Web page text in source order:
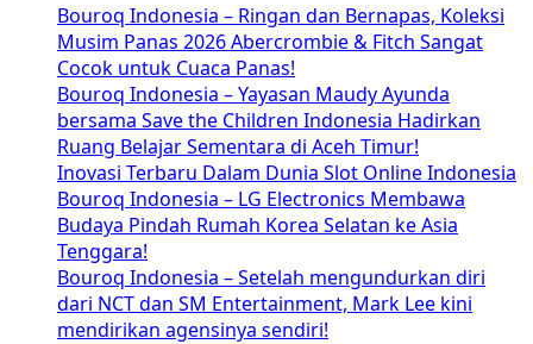
Bouroq Indonesia – Ringan dan Bernapas, Koleksi
Musim Panas 2026 Abercrombie & Fitch Sangat
Cocok untuk Cuaca Panas!
Bouroq Indonesia – Yayasan Maudy Ayunda
bersama Save the Children Indonesia Hadirkan
Ruang Belajar Sementara di Aceh Timur!
Inovasi Terbaru Dalam Dunia Slot Online Indonesia
Bouroq Indonesia – LG Electronics Membawa
Budaya Pindah Rumah Korea Selatan ke Asia
Tenggara!
Bouroq Indonesia – Setelah mengundurkan diri
dari NCT dan SM Entertainment, Mark Lee kini
mendirikan agensinya sendiri!